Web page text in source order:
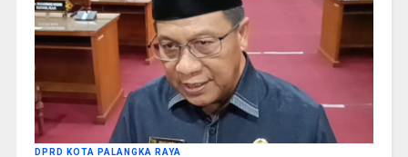
DPRD KOTA PALANGKA RAYA